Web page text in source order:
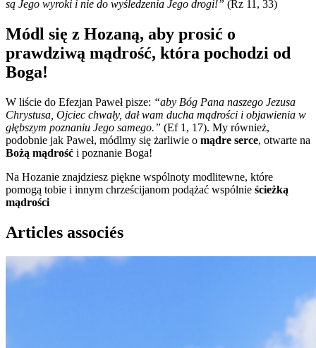
są Jego wyroki i nie do wyśledzenia Jego drogi!” (Rz 11, 33)
Módl się z Hozaną, aby prosić o
prawdziwą mądrość, która pochodzi od
Boga!
W liście do Efezjan Paweł pisze: “aby Bóg Pana naszego Jezusa
Chrystusa, Ojciec chwały, dał wam ducha mądrości i objawienia w
głębszym poznaniu Jego samego.” (Ef 1, 17). My również,
podobnie jak Paweł, módlmy się żarliwie o mądre serce, otwarte na
Bożą mądrość i poznanie Boga!
Na Hozanie znajdziesz piękne wspólnoty modlitewne, które
pomogą tobie i innym chrześcijanom podążać wspólnie ścieżką
mądrości
Articles associés